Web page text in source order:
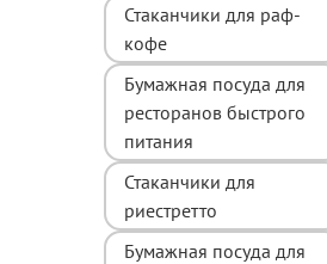
Стаканчики для раф-
кофе
Бумажная посуда для
ресторанов быстрого
питания
Стаканчики для
риестретто
Бумажная посуда для